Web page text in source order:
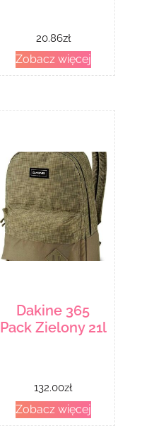
20.86zł
Zobacz więcej
Dakine 365
Pack Zielony 21l
132.00zł
Zobacz więcej